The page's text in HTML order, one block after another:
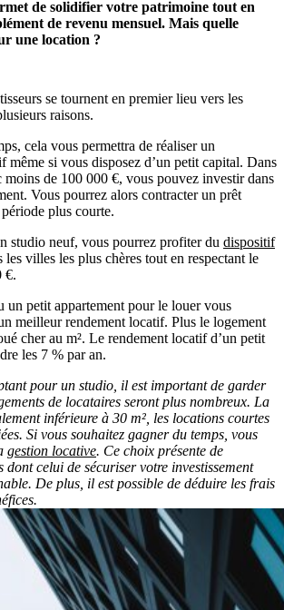
de solidifier votre patrimoine tout en
de revenu mensuel. Mais quelle
une location ?
se tournent en premier lieu vers les
raisons.
cela vous permettra de réaliser un
même si vous disposez d’un petit capital. Dans
moins de 100 000 €, vous pouvez investir dans
Vous pourrez alors contracter un prêt
plus courte.
studio neuf, vous pourrez profiter du dispositif
les villes les plus chères tout en respectant le
€.
un petit appartement pour le louer vous
meilleur rendement locatif. Plus le logement
cher au m². Le rendement locatif d’un petit
les 7 % par an.
pour un studio, il est important de garder
de locataires seront plus nombreux. La
inférieure à 30 m², les locations courtes
Si vous souhaitez gagner du temps, vous
gestion locative. Ce choix présente de
dont celui de sécuriser votre investissement
De plus, il est possible de déduire les frais